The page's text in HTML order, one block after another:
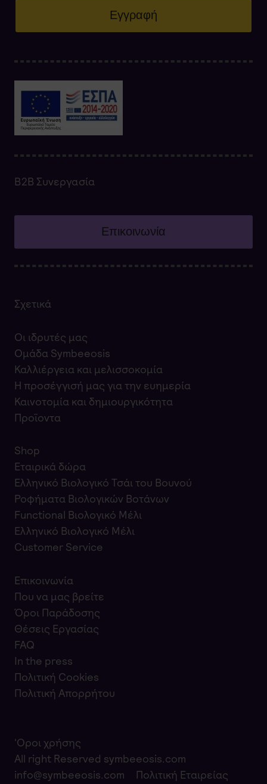
Σχετικά
Οι ιδρυτές μας
Ομάδα Symbeeosis
Καλλιέργεια και μελισσοκομία
Η προσέγγισή μας για την ευημερία
Καινοτομία και δημιουργικότητα
Προϊοντα
Shop
Εταιρικά δώρα
Ελληνικό Βιολογικό Τσάι του Βουνού
Ροφήματα Βιολογικών Βοτάνων
Functional Βιολογικό Μέλι
Ελληνικό Βιολογικό Μέλι
Customer Service
Επικοινωνία
Που να μας βρείτε
Όροι Παράδοσης
Θέσεις Εργασίας
FAQ
In the press
Πολιτική Cookies
Πολιτική Απορρήτου
Εγγραφή
Β2Β Συνεργασία
Επικοινωνία
‘Οροι χρήσης
All right Reserved symbeeosis.com
info@symbeeosis.com
Πολιτική Εταιρείας